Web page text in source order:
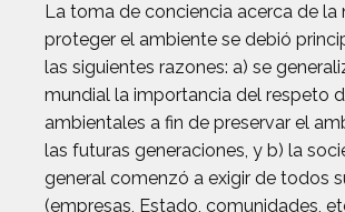
La toma de conciencia acerca de la
proteger el ambiente se debió
las siguientes razones: a) se
mundial la importancia del respeto
ambientales a fin de preservar el
las futuras generaciones, y b) la
general comenzó a exigir de todos
(empresas, Estado, comunidades,